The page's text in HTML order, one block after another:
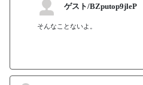
ゲスト/BZputop9jleP
そんなことないよ。